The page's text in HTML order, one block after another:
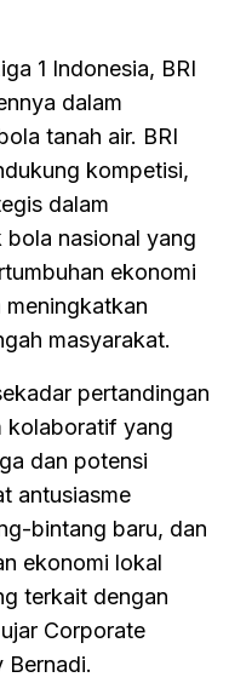
1 Indonesia, BRI
dalam
tanah air. BRI
kompetisi,
dalam
bola nasional yang
ekonomi
meningkatkan
masyarakat.
pertandingan
kolaboratif yang
dan potensi
antusiasme
bintang baru, dan
ekonomi lokal
terkait dengan
Corporate
Bernadi.